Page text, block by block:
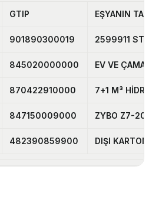
GTIP EŞYANIN
901890300019 2599911
845020000000 EV VE
870422910000 7+1 M³
847150009000 ZYBO Z7-20
482390859900 DIŞI